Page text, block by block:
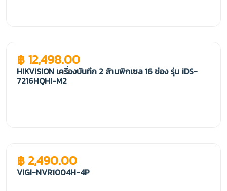
฿ 12,498.00
HIKVISION เครื่องบันทึก 2 ล้านพิกเซล 16 ช่อง รุ่น iDS-
7216HQHI-M2
฿ 2,490.00
VIGI-NVR1004H-4P